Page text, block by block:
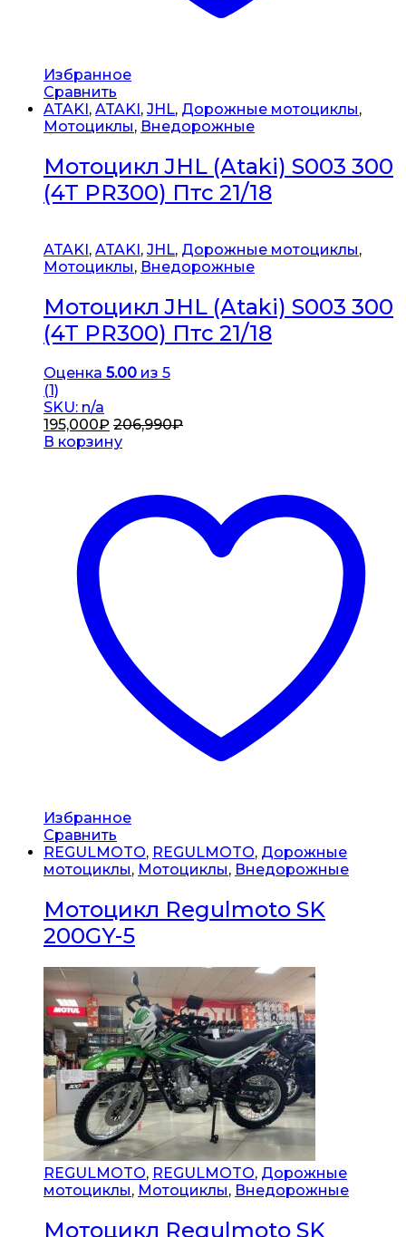
Избранное
Сравнить
ATAKI , ATAKI , JHL, Дорожные мотоциклы,
Мотоциклы, Внедорожные
Мотоцикл JHL (Ataki) S003 300
(4T PR300) Птс 21/18
ATAKI, ATAKI, JHL, Дорожные мотоциклы,
Мотоциклы, Внедорожные
Мотоцикл JHL (Ataki) S003 300
(4T PR300) Птс 21/18
Оценка 5.00 из 5
(1)
SKU: n/a
195,000₽ 206,990₽
В корзину
Избранное
Сравнить
REGULMOTO, REGULMOTO, Дорожные
мотоциклы, Мотоциклы, Внедорожные
Мотоцикл Regulmoto SK
200GY-5
REGULMOTO, REGULMOTO, Дорожные
мотоциклы, Мотоциклы, Внедорожные
Мотоцикл Regulmoto SK